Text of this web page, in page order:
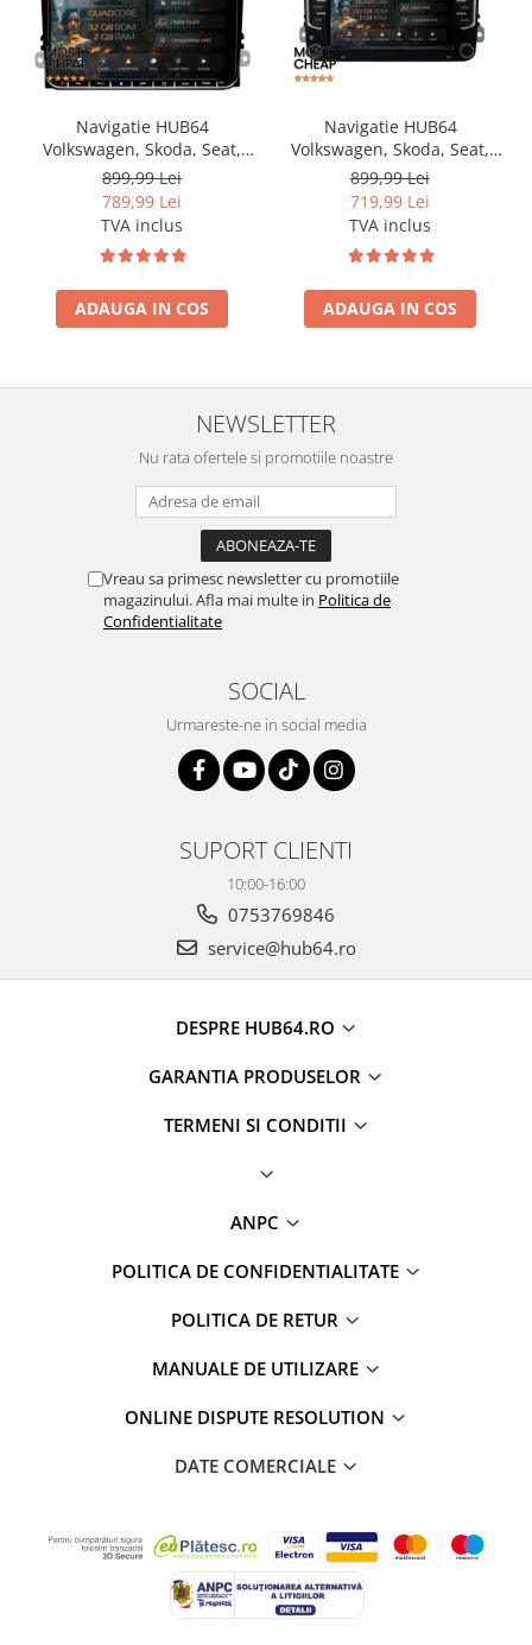
Navigatie HUB64
Volkswagen, Skoda, Seat,
2GB RAM, Android, GPS, Wi-
FI, Carplay, Android Auto,
USB, Bluetooth, Radio,
Waze, Touchscreen, 9 inch
899,99 Lei
789,99 Lei
TVA inclus
ADAUGA IN COS
Navigatie HUB64
Volkswagen, Skoda, Seat,
2GB RAM, Android, GPS, Wi-
FI, Carplay, Android Auto,
USB, Bluetooth, Radio,
Waze, Touchscreen, 7 inch
899,99 Lei
719,99 Lei
TVA inclus
ADAUGA IN COS
NEWSLETTER
Nu rata ofertele si promotiile noastre
Vreau sa primesc newsletter cu promotiile
magazinului. Afla mai multe in Politica de
Confidentialitate
SOCIAL
Urmareste-ne in social media
SUPORT CLIENTI
10:00-16:00
0753769846
service@hub64.ro
DESPRE HUB64.RO
GARANTIA PRODUSELOR
TERMENI SI CONDITII
ANPC
POLITICA DE CONFIDENTIALITATE
POLITICA DE RETUR
MANUALE DE UTILIZARE
ONLINE DISPUTE RESOLUTION
DATE COMERCIALE